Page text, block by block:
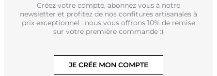
Créez votre compte, abonnez vous à notre
newsletter et profitez de nos confitures artisanales à
prix exceptionnel : nous vous offrons 10% de remise
sur votre première commande :)
JE CRÉE MON COMPTE